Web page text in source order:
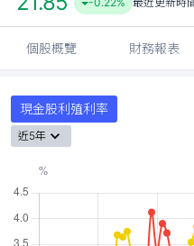
個股概覽 財務報表
現金股利殖利率
近5年